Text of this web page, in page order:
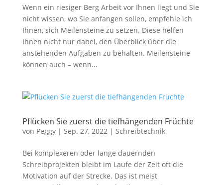
Wenn ein riesiger Berg Arbeit vor Ihnen liegt und Sie
nicht wissen, wo Sie anfangen sollen, empfehle ich
Ihnen, sich Meilensteine zu setzen. Diese helfen
Ihnen nicht nur dabei, den Überblick über die
anstehenden Aufgaben zu behalten. Meilensteine
können auch – wenn...
Pflücken Sie zuerst die tiefhängenden Früchte
von Peggy| Sep. 27, 2022| Schreibtechnik
Bei komplexeren oder lange dauernden
Schreibprojekten bleibt im Laufe der Zeit oft die
Motivation auf der Strecke. Das ist meist
mehr
verfügbar
sein.
Marketing
Mit diesen Cookies
Verhalten beim
erhöhen damit die
Wahrscheinlichkeit,
personalisierte
Inhalte und
Angebote erhalten.